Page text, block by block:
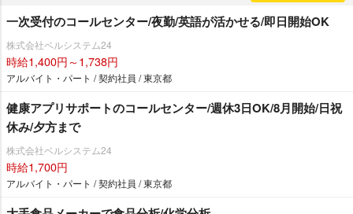
一次受付のコールセンター/夜勤/英語が活かせる/即日開始OK
株式会社ベルシステム24
時給1,400円～1,738円
アルバイト・パート / 契約社員 / 東京都
健康アプリサポートのコールセンター/週休3日OK/8月開始/日祝
休み/夕方まで
株式会社ベルシステム24
時給1,700円
アルバイト・パート / 契約社員 / 東京都